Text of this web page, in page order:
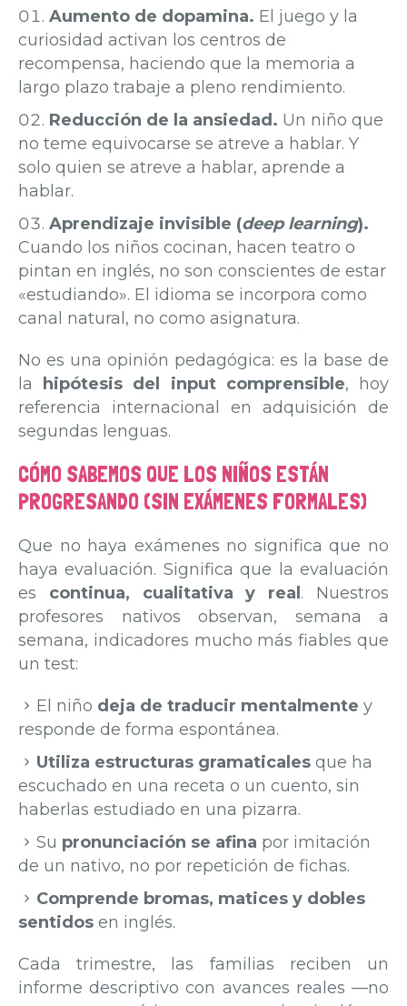
Aumento de dopamina. El juego y la
curiosidad activan los centros de
recompensa, haciendo que la memoria a
largo plazo trabaje a pleno rendimiento.
Reducción de la ansiedad. Un niño que
no teme equivocarse se atreve a hablar. Y
solo quien se atreve a hablar, aprende a
hablar.
Aprendizaje invisible (deep learning).
Cuando los niños cocinan, hacen teatro o
pintan en inglés, no son conscientes de estar
«estudiando». El idioma se incorpora como
canal natural, no como asignatura.
No es una opinión pedagógica: es la base de
la
hipótesis del input comprensible, hoy
referencia internacional en adquisición de
segundas lenguas.
CÓMO SABEMOS QUE LOS NIÑOS ESTÁN
PROGRESANDO (SIN EXÁMENES FORMALES)
Que no haya exámenes no significa que no
haya evaluación. Significa que la evaluación
es continua, cualitativa y real . Nuestros
profesores nativos observan, semana a
semana, indicadores mucho más fiables que
un test:
El niño deja de traducir mentalmente y
responde de forma espontánea.
Utiliza estructuras gramaticalesque ha
escuchado en una receta o un cuento, sin
haberlas estudiado en una pizarra.
Su pronunciación se afina por imitación
de un nativo, no por repetición de fichas.
Comprende bromas, matices y dobles
sentidos en inglés.
Cada trimestre, las familias reciben un
informe descriptivo con avances reales —no